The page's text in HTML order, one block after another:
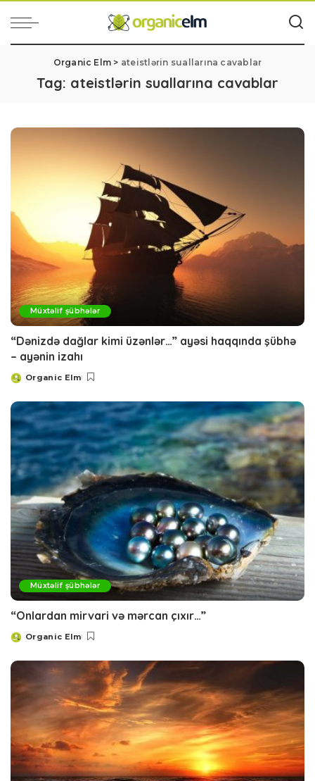
Organic Elm > ateistlərin suallarına cavablar
Tag: ateistlərin suallarına cavablar
Müxtəlif şübhələr
“Dənizdə dağlar kimi üzənlər…” ayəsi haqqında şübhə
– ayənin izahı
Posted
Organic Elm
Müxtəlif şübhələr
“Onlardan mirvari və mərcan çıxır…”
Posted
Organic Elm